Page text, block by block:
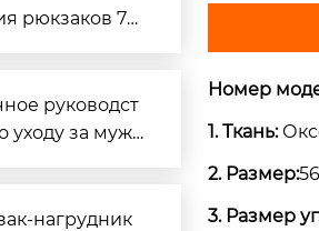
рюкзаков 787
руководст
уходу за мужс
нагрудник
Номер
1. Ткань:
2. Размер:
3. Размер